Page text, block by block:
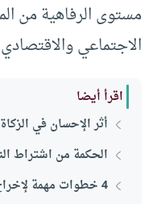
مستوى الرفاهية من
الاجتماعي
اقرأ أيضا
أثر الإحسان في الزكاة
الحكمة من اشتراط
4 خطوات مهمة لإخراج الزكاة